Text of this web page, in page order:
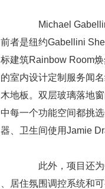
Michael Gabellini
前者是纽约Gabellini
标建筑Rainbow Room
的室内设计定制服务闻
木地板。双层玻璃落地
中每一个功能空间都挑
器、卫生间使用Jamie
此外，项目还为
、居住氛围调控系统和